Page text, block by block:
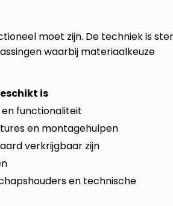
moet zijn. De techniek is
waarbij materiaalkeuze
is
functionaliteit
en montagehulpen
verkrijgbaar zijn
en technische